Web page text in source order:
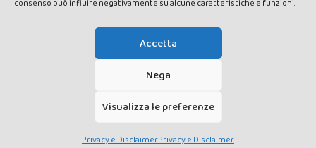
consenso può influire negativamente su alcune caratteristiche e funzioni.
Accetta
Nega
Visualizza le preferenze
Privacy e DisclaimerPrivacy e Disclaimer
rights reserved - Testata registrata presso il Tribunale di Siena con
autorizzazione n°1 del 12/04/2014 - Direttrice Responsabile: Chiara
Cacace - E-mail: direzione@lavaldichiana.it - Editore: Valdichiana
Media Srl – P.IVA e C.F. 01377300528 –
10, Torrita di Siena (SI) - Iscrizione al Registro degli Operatori di